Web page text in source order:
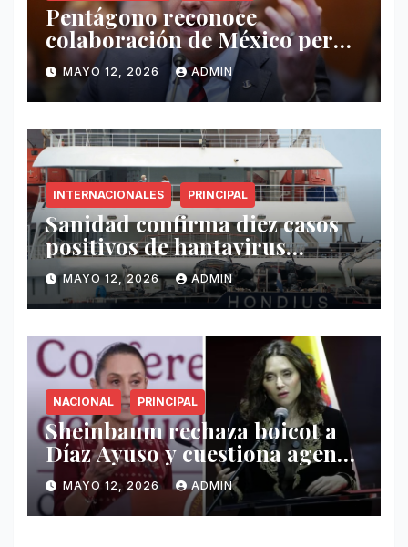
Pentágono reconoce
colaboración de México pero
exige mayor operatividad
antidrogas
MAYO 12, 2026 ADMIN
INTERNACIONALES PRINCIPAL
Sanidad confirma diez casos
positivos de hantavirus
vinculados al crucero MV
Hondius
MAYO 12, 2026 ADMIN
NACIONAL PRINCIPAL
Sheinbaum rechaza boicot a
Díaz Ayuso y cuestiona agenda
de funcionaria española
MAYO 12, 2026 ADMIN